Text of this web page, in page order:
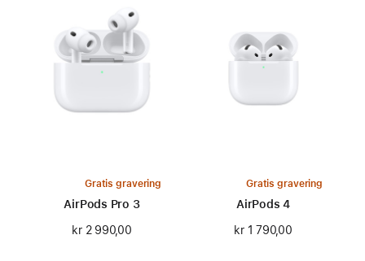
Gratis gravering
AirPods Pro 3
kr 2 990,00
Gratis gravering
AirPods 4
kr 1 790,00